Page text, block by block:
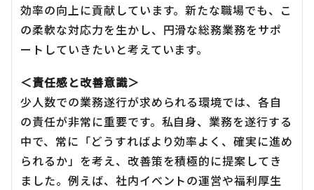
効率の向上に貢献しています。新たな職場でも、こ
の柔軟な対応力を生かし、円滑な総務業務をサポ
ートしていきたいと考えています。
＜責任感と改善意識＞
少人数での業務遂行が求められる環境では、各自
の責任が非常に重要です。私自身、業務を遂行する
中で、常に「どうすればより効率よく、確実に進め
られるか」を考え、改善策を積極的に提案してき
ました。例えば、社内イベントの運営や福利厚生